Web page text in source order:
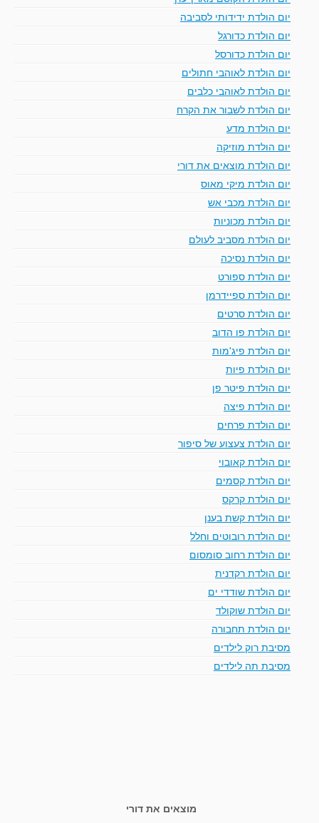
יום הולדת ידידותי לסביבה
יום הולדת כדורגל
יום הולדת כדורסל
יום הולדת לאוהבי חתולים
יום הולדת לאוהבי כלבים
יום הולדת לשבור את הקרח
יום הולדת מדע
יום הולדת מוזיקה
יום הולדת מוצאים את דורי
יום הולדת מיקי מאוס
יום הולדת מכבי אש
יום הולדת מכוניות
יום הולדת מסביב לעולם
יום הולדת נסיכה
יום הולדת ספורט
יום הולדת ספיידרמן
יום הולדת סרטים
יום הולדת פו הדוב
יום הולדת פיג'מות
יום הולדת פיות
יום הולדת פיטר פן
יום הולדת פיצה
יום הולדת פרחים
יום הולדת צעצוע של סיפור
יום הולדת קאובוי
יום הולדת קסמים
יום הולדת קרקס
יום הולדת קשת בענן
יום הולדת רובוטים וחלל
יום הולדת רחוב סומסום
יום הולדת רקדנית
יום הולדת שודדי ים
יום הולדת שוקולד
יום הולדת תחבורה
מסיבת רוק לילדים
מסיבת תה לילדים
מוצאים את דורי